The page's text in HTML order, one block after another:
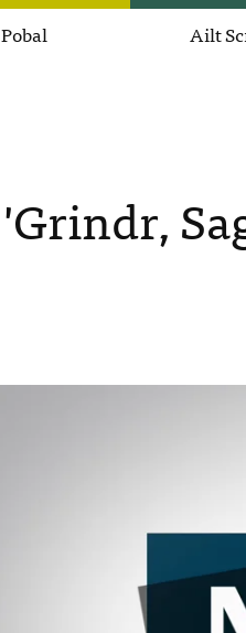
Pobal Ailt
'Grindr,